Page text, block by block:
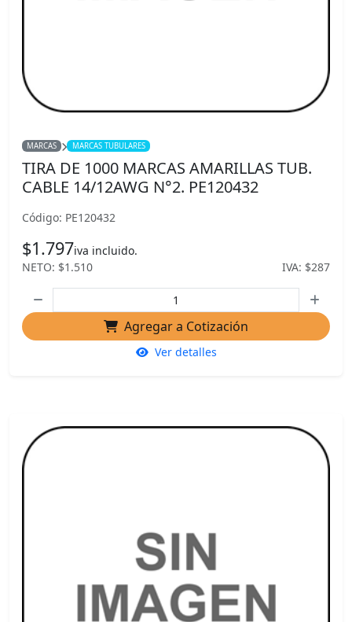
MARCAS MARCAS TUBULARES
TIRA DE 1000 MARCAS AMARILLAS TUB.
CABLE 14/12AWG N°2. PE120432
Código: PE120432
$1.797iva incluido.
NETO: $1.510
IVA: $287
Agregar a Cotización
Ver detalles